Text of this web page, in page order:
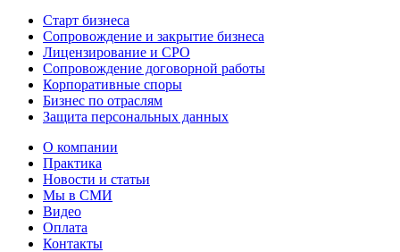
Старт бизнеса
Сопровождение и закрытие бизнеса
Лицензирование и СРО
Сопровождение договорной работы
Корпоративные споры
Бизнес по отраслям
Защита персональных данных
О компании
Практика
Новости и статьи
Мы в СМИ
Видео
Оплата
Контакты